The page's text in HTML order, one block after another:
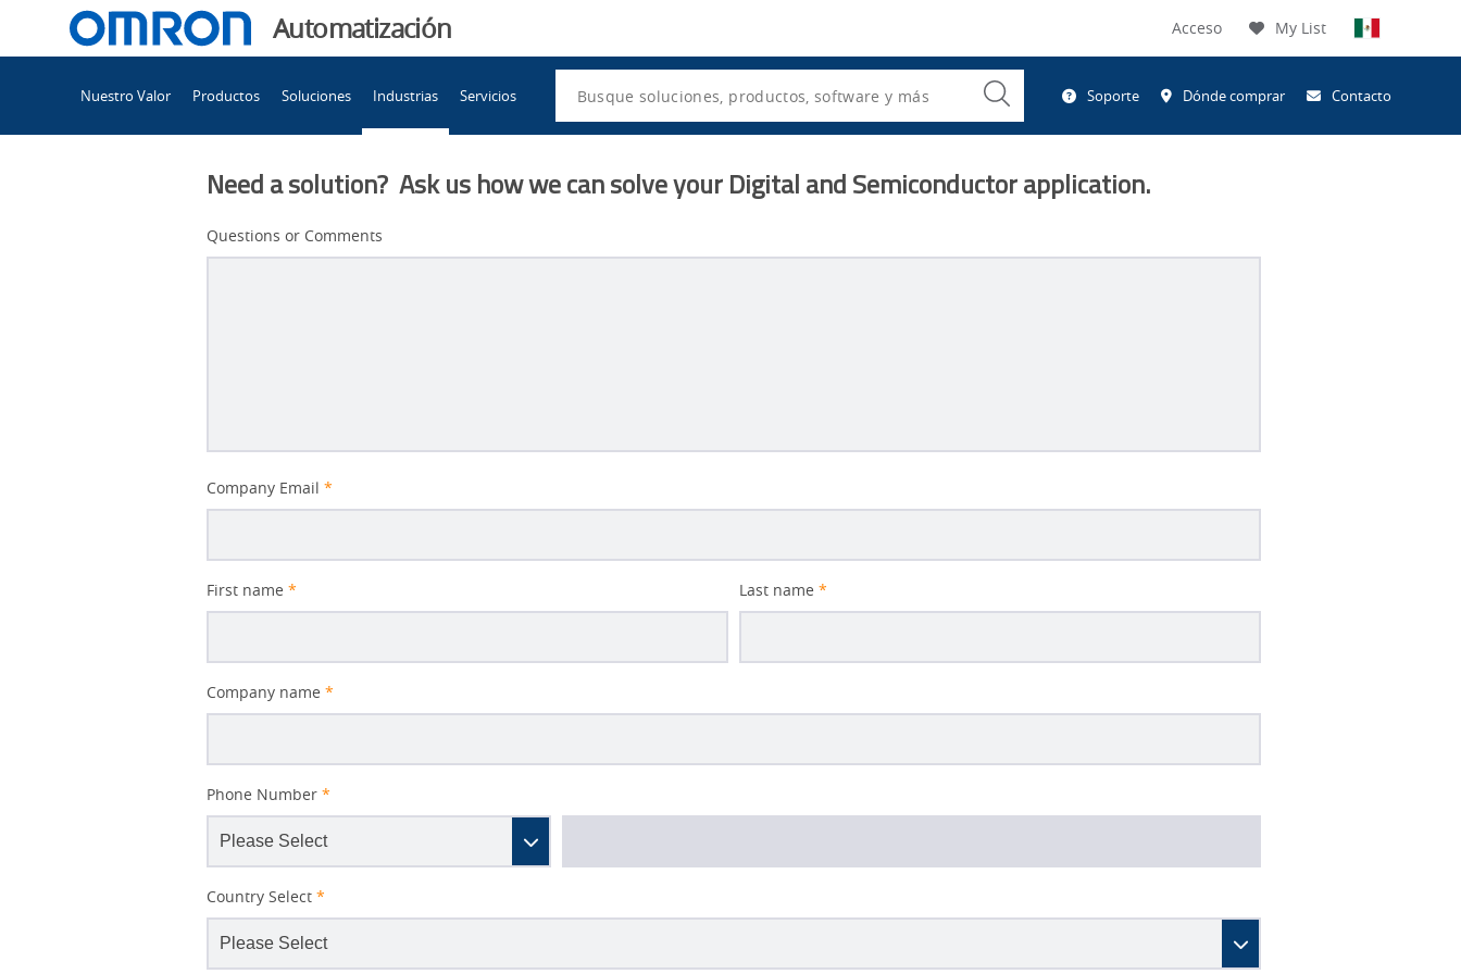
the
Automatización Acceso My List
Navigation
Nuestro Valor Productos Soluciones Industrias Servicios
Search
Submit
Search Soporte Dónde comprar Contacto
Semiconductor
Need a solution? Ask us how we can solve your Digital and Semiconductor application.
Questions or Comments
Better
Subject
Company Email *
First name * Last name *
Company name *
Phone Number *
Country Select *